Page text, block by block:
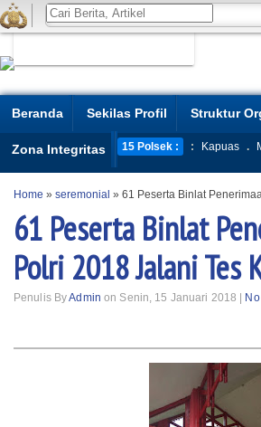
Beranda Sekilas Profil Struktur
Zona Integritas 15 Polsek : : Kapuas .
Home » seremonial » 61 Peserta Binlat
61 Peserta Binlat
Polri 2018 Jalani Tes
Penulis ByAdmin on Senin, 15 Januari 2018 |